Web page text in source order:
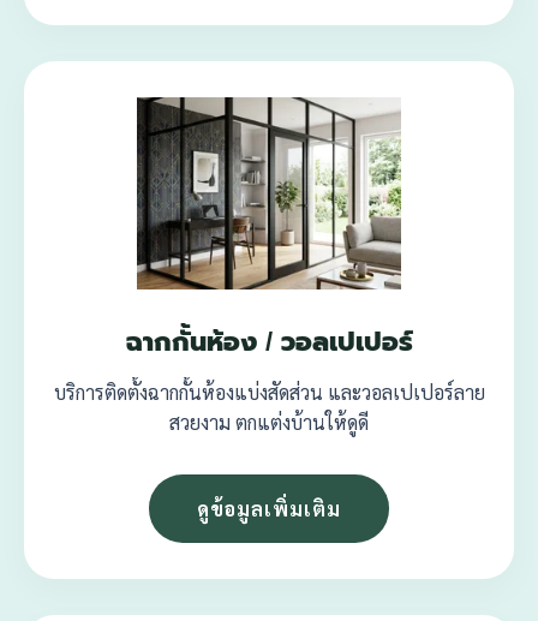
ฉากกั้นห้อง / วอลเปเปอร์
บริการติดตั้งฉากกั้นห้องแบ่งสัดส่วน และวอลเปเปอร์ลาย
สวยงาม ตกแต่งบ้านให้ดูดี
ดูข้อมูลเพิ่มเติม